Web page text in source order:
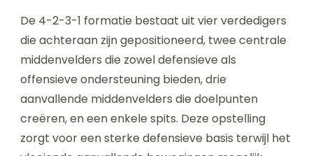
De 4-2-3-1 formatie bestaat uit vier verdedigers
die achteraan zijn gepositioneerd, twee centrale
middenvelders die zowel defensieve als
offensieve ondersteuning bieden, drie
aanvallende middenvelders die doelpunten
creëren, en een enkele spits. Deze opstelling
zorgt voor een sterke defensieve basis terwijl het